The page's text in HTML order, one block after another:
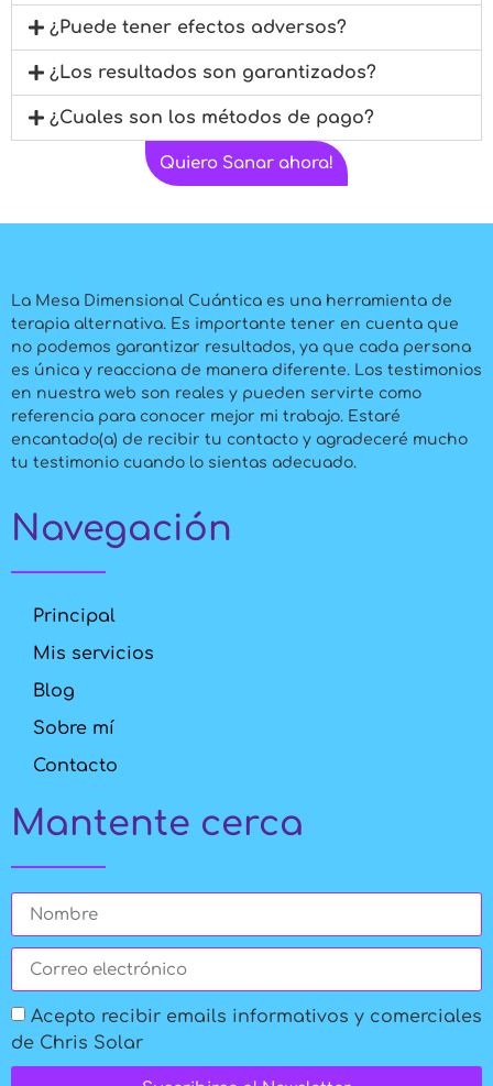
¿Puede tener efectos adversos?
¿Los resultados son garantizados?
¿Cuales son los métodos de pago?
Quiero Sanar ahora!
La Mesa Dimensional Cuántica es una herramienta de
terapia alternativa. Es importante tener en cuenta que
no podemos garantizar resultados, ya que cada persona
es única y reacciona de manera diferente. Los testimonios
en nuestra web son reales y pueden servirte como
referencia para conocer mejor mi trabajo. Estaré
encantado(a) de recibir tu contacto y agradeceré mucho
tu testimonio cuando lo sientas adecuado.
Navegación
Principal
Mis servicios
Blog
Sobre mí
Contacto
Mantente cerca
Acepto recibir emails informativos y comerciales
de Chris Solar